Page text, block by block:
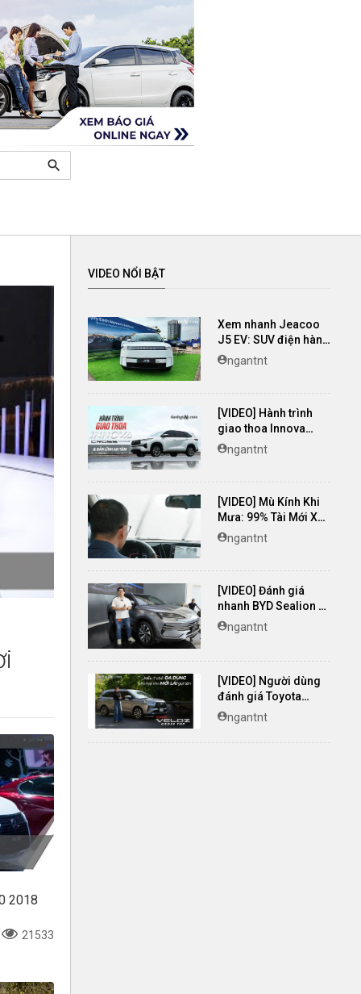
search
2018
21533
VIDEO NỔI BẬT
Xem nhanh Jeacoo
J5 EV: SUV điện hàng
B có giá chỉ 699 triệu
ngantnt
[VIDEO] Hành trình
giao thoa Innova
Cross Hybrid & Bản
lĩnh an tâm
ngantnt
[VIDEO] Mù Kính Khi
Mưa: 99% Tài Mới Xử
Lý SAI!
ngantnt
[VIDEO] Đánh giá
nhanh BYD Sealion 6
2025 - Giá từ 799
triệu đồng
ngantnt
[VIDEO] Người dùng
đánh giá Toyota
Veloz Cross TOP:
Mẫu 7 chỗ ĐA DỤNG,
phù hợp cho LÁI MỚI
ngantnt